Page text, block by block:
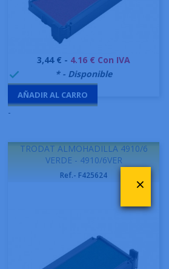
Precio
3,44 € - 4.16 € Con IVA
 * - Disponible
AÑADIR AL CARRO
-
TRODAT ALMOHADILLA 4910/6
VERDE - 4910/6VER
Ref.- F425624 ×